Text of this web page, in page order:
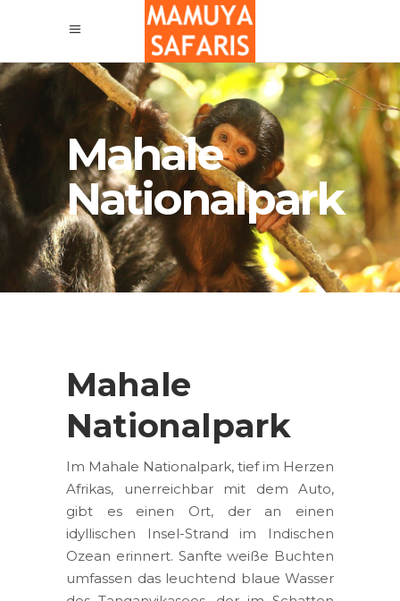
Mahale
Nationalpark
Mahale
Nationalpark
Im Mahale Nationalpark, tief im Herzen
Afrikas, unerreichbar mit dem Auto,
gibt es einen Ort, der an einen
idyllischen Insel-Strand im Indischen
Ozean erinnert. Sanfte weiße Buchten
umfassen das leuchtend blaue Wasser